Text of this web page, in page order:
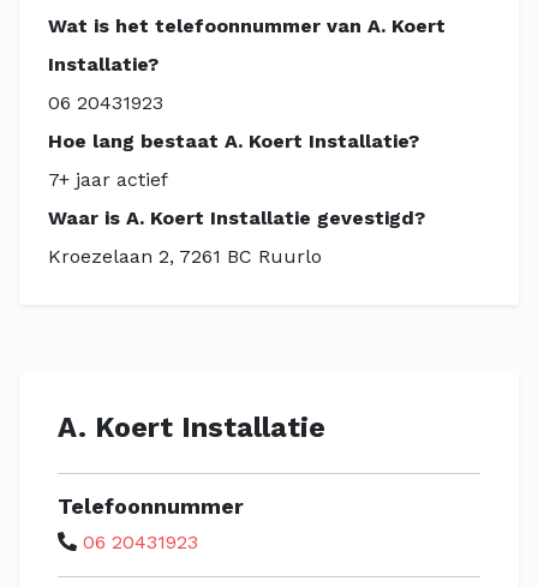
Wat is het telefoonnummer van A. Koert
Installatie?
06 20431923
Hoe lang bestaat A. Koert Installatie?
7+ jaar actief
Waar is A. Koert Installatie gevestigd?
Kroezelaan 2, 7261 BC Ruurlo
A. Koert Installatie
Telefoonnummer
06 20431923